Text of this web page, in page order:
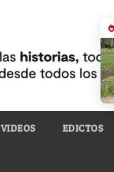
VIDEOS EDICTOS